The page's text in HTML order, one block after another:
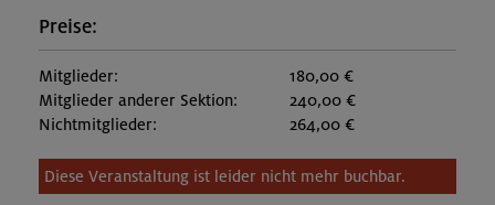
Preise:
Mitglieder:
180,00 €
Mitglieder anderer Sektion:
240,00 €
Nichtmitglieder:
264,00 €
Diese Veranstaltung ist leider nicht mehr buchbar.